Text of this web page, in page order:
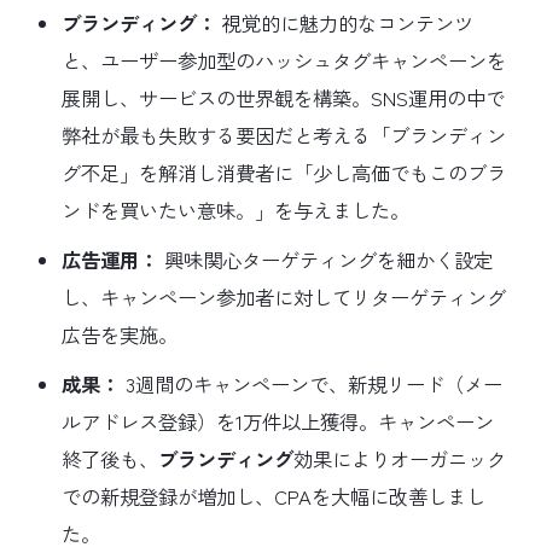
ブランディング： 視覚的に魅力的なコンテンツ
と、ユーザー参加型のハッシュタグキャンペーンを
展開し、サービスの世界観を構築。SNS運用の中で
弊社が最も失敗する要因だと考える「ブランディン
グ不足」を解消し消費者に「少し高価でもこのブラ
ンドを買いたい意味。」を与えました。
広告運用： 興味関心ターゲティングを細かく設定
し、キャンペーン参加者に対してリターゲティング
広告を実施。
成果： 3週間のキャンペーンで、新規リード（メー
ルアドレス登録）を1万件以上獲得。キャンペーン
終了後も、 ブランディング効果によりオーガニック
での新規登録が増加し、CPAを大幅に改善しまし
た。